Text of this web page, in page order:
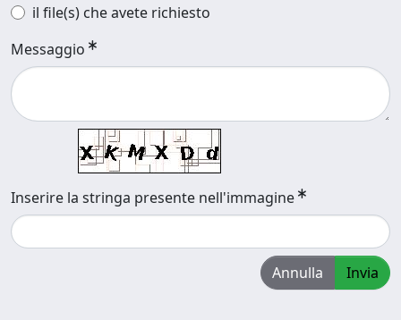
il file(s) che avete richiesto
Messaggio
Inserire la stringa presente nell'immagine
Annulla Invia